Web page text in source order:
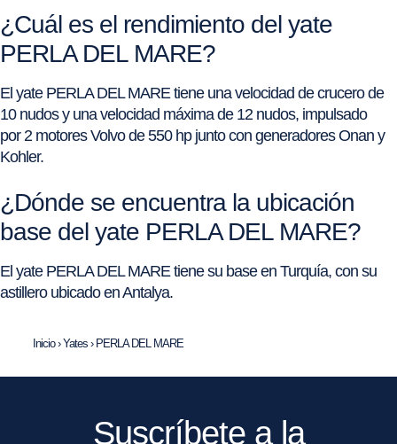
¿Cuál es el rendimiento del yate
PERLA DEL MARE?
El yate PERLA DEL MARE tiene una velocidad de crucero de
10 nudos y una velocidad máxima de 12 nudos, impulsado
por 2 motores Volvo de 550 hp junto con generadores Onan y
Kohler.
¿Dónde se encuentra la ubicación
base del yate PERLA DEL MARE?
El yate PERLA DEL MARE tiene su base en Turquía, con su
astillero ubicado en Antalya.
Inicio›Yates › PERLA DEL MARE
Suscríbete a la